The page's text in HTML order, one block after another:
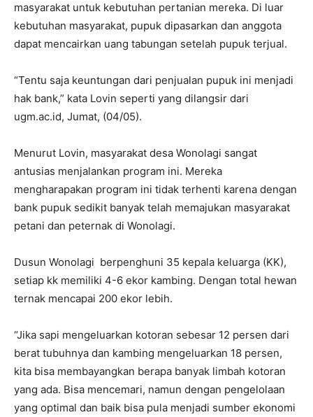
masyarakat untuk kebutuhan pertanian mereka. Di luar
kebutuhan masyarakat, pupuk dipasarkan dan anggota
dapat mencairkan uang tabungan setelah pupuk terjual.
“Tentu saja keuntungan dari penjualan pupuk ini menjadi
hak bank,” kata Lovin seperti yang dilangsir dari
ugm.ac.id, Jumat, (04/05).
Menurut Lovin, masyarakat desa Wonolagi sangat
antusias menjalankan program ini. Mereka
mengharapakan program ini tidak terhenti karena dengan
bank pupuk sedikit banyak telah memajukan masyarakat
petani dan peternak di Wonolagi.
Dusun Wonolagi berpenghuni 35 kepala keluarga (KK),
setiap kk memiliki 4-6 ekor kambing. Dengan total hewan
ternak mencapai 200 ekor lebih.
“Jika sapi mengeluarkan kotoran sebesar 12 persen dari
berat tubuhnya dan kambing mengeluarkan 18 persen,
kita bisa membayangkan berapa banyak limbah kotoran
yang ada. Bisa mencemari, namun dengan pengelolaan
yang optimal dan baik bisa pula menjadi sumber ekonomi